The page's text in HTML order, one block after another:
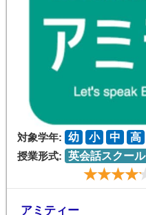
対象学年: 幼 小 中 高
授業形式: 英会話スクール
アミティー